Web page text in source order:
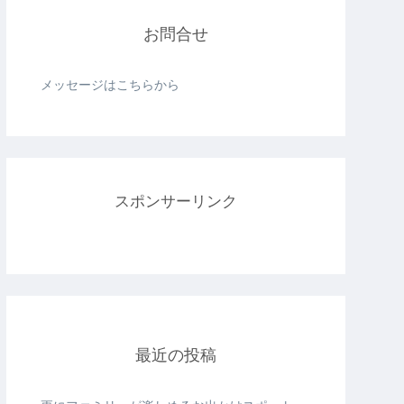
お問合せ
メッセージはこちらから
スポンサーリンク
最近の投稿